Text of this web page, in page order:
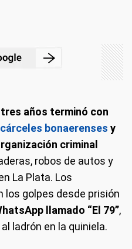
años terminó con
cárceles bonaerenses y
criminal
robos de autos y
La Plata. Los
los golpes desde prisión
llamado “El 79”,
ladrón en la quiniela.